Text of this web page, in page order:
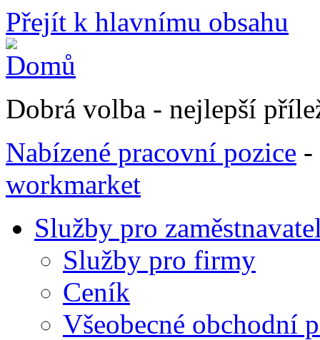
Přejít k hlavnímu obsahu
Dobrá volba - nejlepší
Nabízené pracovní pozice -
workmarket
Služby pro
Služby pro firmy
Ceník
Všeobecné obchodní